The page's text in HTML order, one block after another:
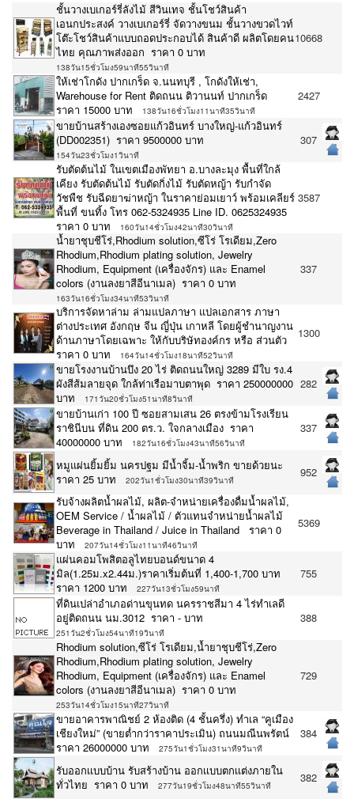
ชั้นวางเบเกอร์รี่ลังไม้ สีวินเทจ ชั้นโชว์สินค้า
เอนกประสงค์ วางเบเกอร์รี่ จัดวางขนม ชั้นวางขวดไวท์
โต๊ะโชว์สินค้าแบบถอดประกอบได้ สินค้าดี ผลิตโดยคน
ไทย คุณภาพส่งออก ราคา 0 บาท
138วัน15ชั่วโมง59นาที55วินาที
10668
ให้เช่าโกดัง ปากเกร็ด จ.นนทบุรี , โกดังให้เช่า,
Warehouse for Rent ติดถนน ติวานนท์ ปากเกร็ด
ราคา 15000 บาท
138วัน16ชั่วโมง11นาที35วินาที
2427
ขายบ้านสร้างเองซอยแก้วอินทร์ บางใหญ่-แก้วอินทร์
(DD002351) ราคา 9500000 บาท
154วัน23ชั่วโมง1วินาที
307
รับตัดต้นไม้ ในเขตเมืองพัทยา อ.บางละมุง พื้นที่ใกล้
เคียง รับตัดต้นไม้ รับตัดกิ่งไม้ รับตัดหญ้า รับกำจัด
วัชพืช รับฉีดยาฆ่าหญ้า ในราคาย่อมเยาว์ พร้อมเคลียร์
พื้นที่ ขนทิ้ง โทร 062-5324935 Line ID. 0625324935
ราคา 0 บาท
160วัน14ชั่วโมง42นาที30วินาที
3587
น้ำยาชุบชีโร่,Rhodium solution,ซีโร่ โรเดียม,Zero
Rhodium,Rhodium plating solution, Jewelry
Rhodium, Equipment (เครื่องจักร) และ Enamel
colors (งานลงยาสีอีนาเมล) ราคา 0 บาท
163วัน16ชั่วโมง34นาที53วินาที
337
บริการจัดหาล่าม ล่ามแปลภาษา แปลเอกสาร ภาษา
ต่างประเทศ อังกฤษ จีน ญี่ปุ่น เกาหลี โดยผู้ชำนาญงาน
ด้านภาษาโดยเฉพาะ ให้กับบริษัทองค์กร หรือ ส่วนตัว
ราคา 0 บาท
164วัน14ชั่วโมง18นาที52วินาที
1300
ขายโรงงานบ้านบึง 20 ไร่ ติดถนนใหญ่ 3289 มีใบ รง.4
ผังสีส้มลายจุด ใกล้ท่าเรือมาบตาพุด ราคา 250000000
บาท
171วัน20ชั่วโมง51นาที8วินาที
282
ขายบ้านเก่า 100 ปี ซอยสามเสน 26 ตรงข้ามโรงเรียน
ราชินีบน ที่ดิน 200 ตร.ว. ใจกลางเมือง ราคา
40000000 บาท
182วัน16ชั่วโมง43นาที56วินาที
337
หมูแผ่นยิ้มยิ้ม นครปฐม มีน้ำจิ้ม-น้ำพริก ขายด้วยนะ
ราคา 25 บาท
202วัน1ชั่วโมง30นาที39วินาที
952
รับจ้างผลิตน้ำผลไม้, ผลิต-จำหน่ายเครื่องดื่มน้ำผลไม้,
OEM Service / น้ำผลไม้ / ตัวแทนจำหน่ายน้ำผลไม้
Beverage in Thailand / Juice in Thailand ราคา 0
บาท
207วัน14ชั่วโมง11นาที46วินาที
5369
แผ่นคอมโพสิตอลูไทยบอนด์ขนาด 4
มิล(1.25ม.x2.44ม.)ราคาเริ่มต้นที่ 1,400-1,700 บาท
ราคา 1200 บาท
227วัน13ชั่วโมง59นาที
755
ที่ดินเปล่าอำเภอด่านขุนทด นครราชสีมา 4 ไร่ทำเลดี
อยู่ติดถนน นม.3012 ราคา - บาท
251วัน2ชั่วโมง54นาที19วินาที
388
Rhodium solution,ซีโร่ โรเดียม,น้ำยาชุบชีโร่,Zero
Rhodium,Rhodium plating solution, Jewelry
Rhodium, Equipment (เครื่องจักร) และ Enamel
colors (งานลงยาสีอีนาเมล) ราคา 0 บาท
253วัน14ชั่วโมง15นาที27วินาที
729
ขายอาคารพาณิชย์ 2 ห้องติด (4 ชั้นครึ่ง) ทำเล “คูเมือง
เชียงใหม่” (ขายต่ำกว่าราคาประเมิน) ถนนมณีนพรัตน์
ราคา 26000000 บาท
275วัน1ชั่วโมง31นาที9วินาที
384
รับออกเเบบบ้าน รับสร้างบ้าน ออกเเบบตกเเต่งภายใน
ทั่วไทย ราคา 0 บาท
277วัน19ชั่วโมง48นาที55วินาที
382